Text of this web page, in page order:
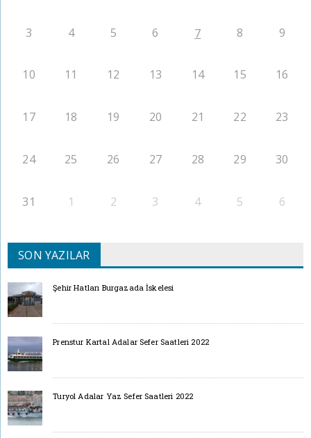
3 4 5 6 7 8 9
10 11 12 13 14 15 16
17 18 19 20 21 22 23
24 25 26 27 28 29 30
31 1 2 3 4 5 6
SON YAZILAR
Şehir Hatları Burgazada İskelesi
Prenstur Kartal Adalar Sefer Saatleri 2022
Turyol Adalar Yaz Sefer Saatleri 2022